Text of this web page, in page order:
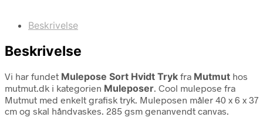
Beskrivelse
Beskrivelse
Vi har fundet Mulepose Sort Hvidt Tryk fra Mutmut hos
mutmut.dk i kategorien Muleposer. Cool mulepose fra
Mutmut med enkelt grafisk tryk. Muleposen måler 40 x 6 x 37
cm og skal håndvaskes. 285 gsm genanvendt canvas.